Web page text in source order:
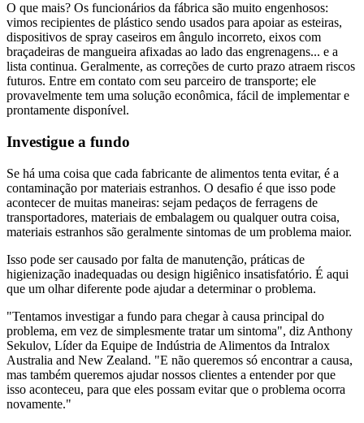
O que mais? Os funcionários da fábrica são muito engenhosos:
vimos recipientes de plástico sendo usados para apoiar as esteiras,
dispositivos de spray caseiros em ângulo incorreto, eixos com
braçadeiras de mangueira afixadas ao lado das engrenagens... e a
lista continua. Geralmente, as correções de curto prazo atraem riscos
futuros. Entre em contato com seu parceiro de transporte; ele
provavelmente tem uma solução econômica, fácil de implementar e
prontamente disponível.
Investigue a fundo
Se há uma coisa que cada fabricante de alimentos tenta evitar, é a
contaminação por materiais estranhos. O desafio é que isso pode
acontecer de muitas maneiras: sejam pedaços de ferragens de
transportadores, materiais de embalagem ou qualquer outra coisa,
materiais estranhos são geralmente sintomas de um problema maior.
Isso pode ser causado por falta de manutenção, práticas de
higienização inadequadas ou design higiênico insatisfatório. É aqui
que um olhar diferente pode ajudar a determinar o problema.
"Tentamos investigar a fundo para chegar à causa principal do
problema, em vez de simplesmente tratar um sintoma", diz Anthony
Sekulov, Líder da Equipe de Indústria de Alimentos da Intralox
Australia and New Zealand. "E não queremos só encontrar a causa,
mas também queremos ajudar nossos clientes a entender por que
isso aconteceu, para que eles possam evitar que o problema ocorra
novamente."